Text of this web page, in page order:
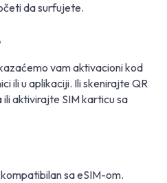
da surfujete.
vam aktivacioni kod
ili u aplikaciji. Ili skenirajte QR
aktivirajte SIM karticu sa
sa eSIM-om.